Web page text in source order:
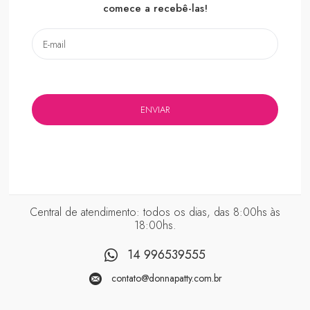
comece a recebê-las!
Central de atendimento: todos os dias, das 8:00hs às
18:00hs.
14 996539555
contato@donnapatty.com.br